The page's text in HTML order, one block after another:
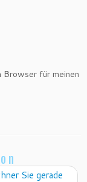
für meinen
Sie gerade